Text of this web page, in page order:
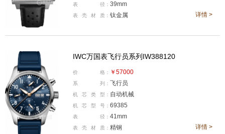
防水深度:100米
表款详情：
中的经典。它最大的特点就是方形表壳，在如今以圆形表
壳为主的腕表市场中，摩纳哥一直保持着自己的设计风
格，辨识度非常高。这款腕表延续了系列标志性的方形外
观，39毫米表径搭配13.9毫米厚度，保留了运动计时表应
有的存在感。蓝色表盘搭配黑色小牛皮表带，是摩纳哥系
列最经典的配色之一，非常有赛车文化的运动气息。表
表 径： 39mm
表 壳 材 质： 钛金属 详情 >
IWC万国表飞行员系列IW388120
价 格： ￥57000
系 列： 飞行员
机 芯 类 型： 自动机械
机 芯 型 号： 69385
表 径： 41mm
表 壳 材 质： 精钢 详情 >